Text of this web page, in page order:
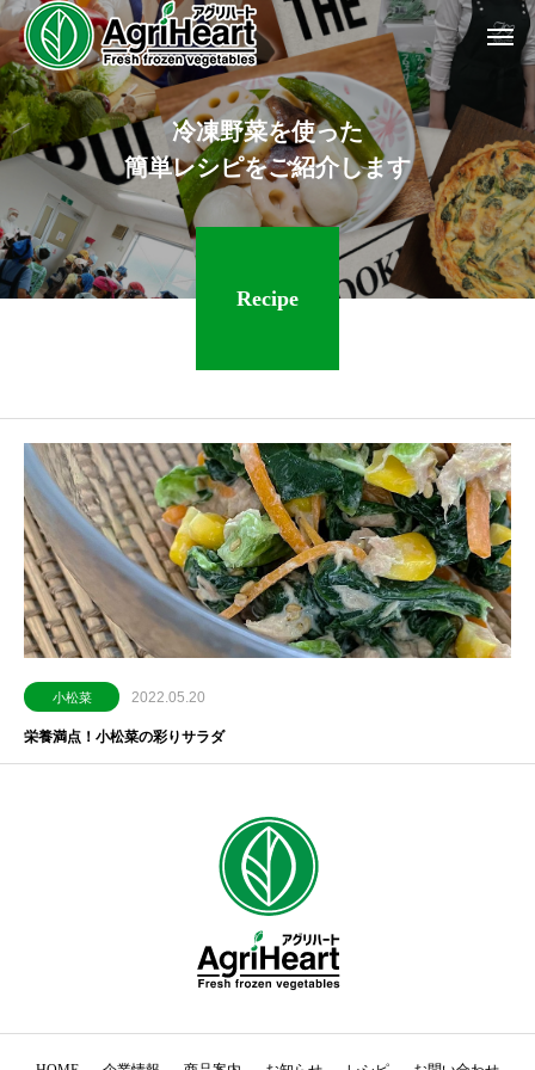
冷凍野菜を使った
簡単レシピをご紹介します
Recipe
小松菜 2022.05.20
栄養満点！小松菜の彩りサラダ